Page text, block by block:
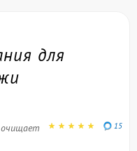
для
15